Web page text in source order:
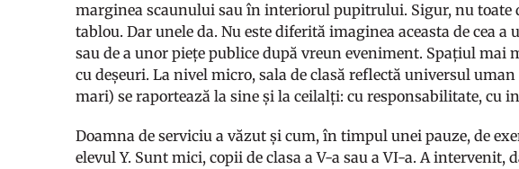
marginea scaunului sau în interiorul pupitrului. Sigur, nu toate
tablou. Dar unele da. Nu este diferită imaginea aceasta de cea a
sau de a unor piețe publice după vreun eveniment. Spațiul
cu deșeuri. La nivel micro, sala de clasă reflectă universul
mari) se raportează la sine și la ceilalți: cu responsabilitate, cu
Doamna de serviciu a văzut și cum, în timpul unei pauze, de
elevul Y. Sunt mici, copii de clasa a V-a sau a VI-a. A intervenit,